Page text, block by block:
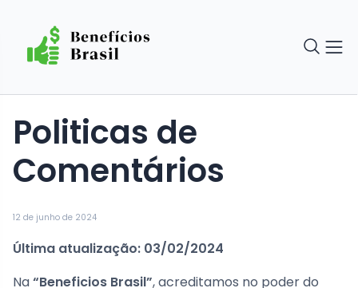
12 de junho de 2024
Politicas de
Comentários
Última atualização: 03/02/2024
Na“Beneficios Brasil”, acreditamos no poder do